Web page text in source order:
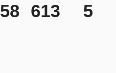
58 613 5